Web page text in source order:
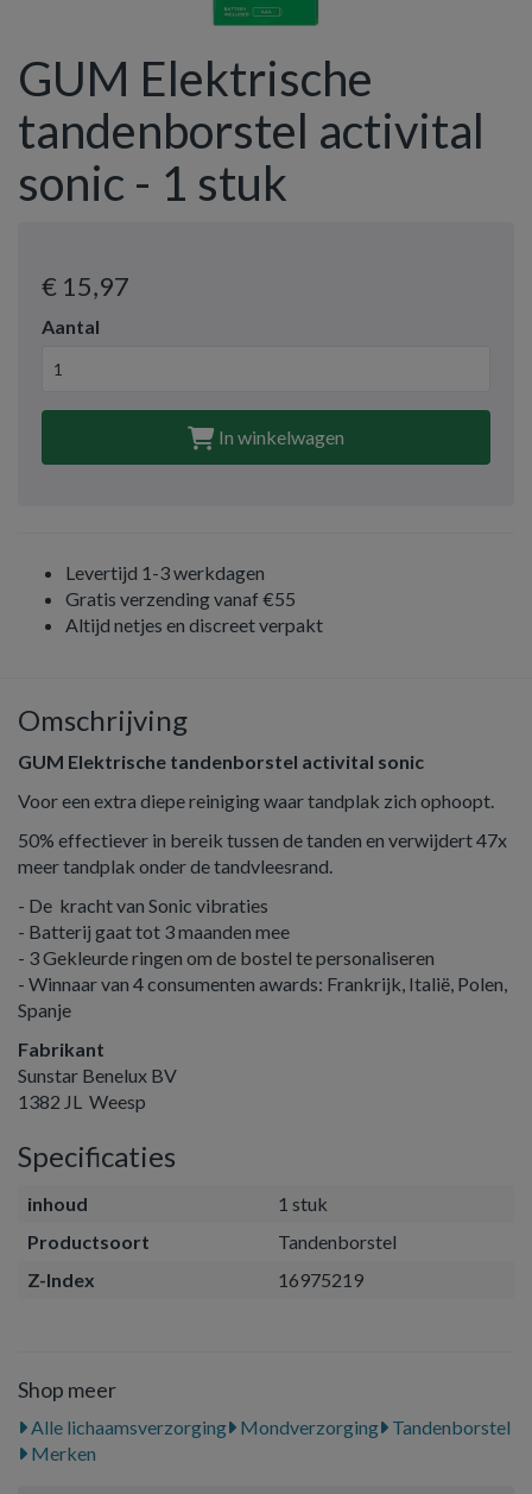
GUM Elektrische
tandenborstel activital
sonic - 1 stuk
€ 15,97
Aantal
In winkelwagen
Levertijd 1-3 werkdagen
Gratis verzending vanaf €55
Altijd netjes en discreet verpakt
Omschrijving
GUM Elektrische tandenborstel activital sonic
Voor een extra diepe reiniging waar tandplak zich ophoopt.
50% effectiever in bereik tussen de tanden en verwijdert 47x
meer tandplak onder de tandvleesrand.
- De kracht van Sonic vibraties
- Batterij gaat tot 3 maanden mee
- 3 Gekleurde ringen om de bostel te personaliseren
- Winnaar van 4 consumenten awards: Frankrijk, Italië, Polen,
Spanje
Fabrikant
Sunstar Benelux BV
1382 JL Weesp
Specificaties
inhoud
1 stuk
Productsoort
Tandenborstel
Z-Index
16975219
Shop meer
Alle lichaamsverzorging Mondverzorging
Tandenborstel
Merken